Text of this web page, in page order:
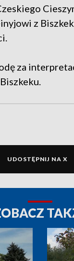
z
za
UDOSTĘPNIJ NA X